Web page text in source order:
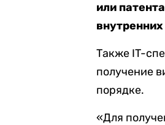
или
Также IT-
получение
порядке.
«Для